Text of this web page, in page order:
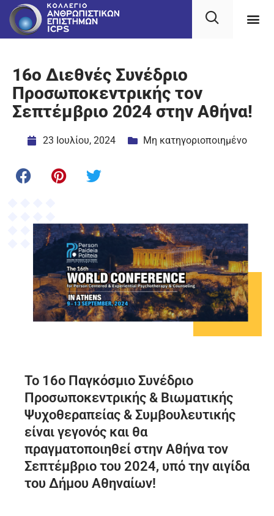
16ο Διεθνές Συνέδριο
Προσωποκεντρικής τον
Σεπτέμβριο 2024 στην Αθήνα!
23 Ιουλίου, 2024 Μη κατηγοριοποιημένο
Το 16ο Παγκόσμιο Συνέδριο
Προσωποκεντρικής & Βιωματικής
Ψυχοθεραπείας & Συμβουλευτικής
είναι γεγονός και θα
πραγματοποιηθεί στην Αθήνα τον
Σεπτέμβριο του 2024, υπό την αιγίδα
του Δήμου Αθηναίων!